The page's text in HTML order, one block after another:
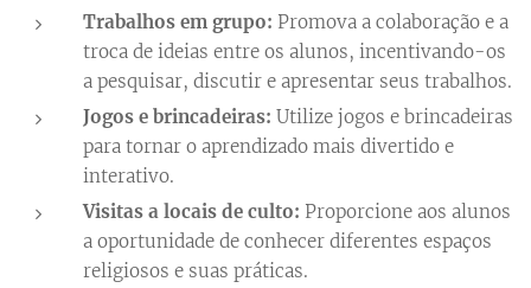
Trabalhos em grupo: Promova a colaboração e a
troca de ideias entre os alunos, incentivando-os
a pesquisar, discutir e apresentar seus trabalhos.
Jogos e brincadeiras: Utilize jogos e brincadeiras
para tornar o aprendizado mais divertido e
interativo.
Visitas a locais de culto: Proporcione aos alunos
a oportunidade de conhecer diferentes espaços
religiosos e suas práticas.